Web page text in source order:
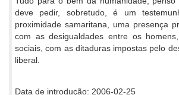
deve pedir, sobretudo, é um
proximidade samaritana, uma presença
com as desigualdades entre os
sociais, com as ditaduras impostas pelo
liberal.
Data de introdução: 2006-02-25